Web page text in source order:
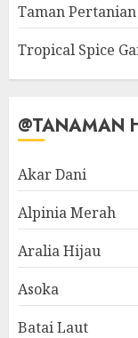
Taman
Tropical Spice
@TANAMAN
Akar Dani
Alpinia Merah
Aralia Hijau
Asoka
Batai Laut